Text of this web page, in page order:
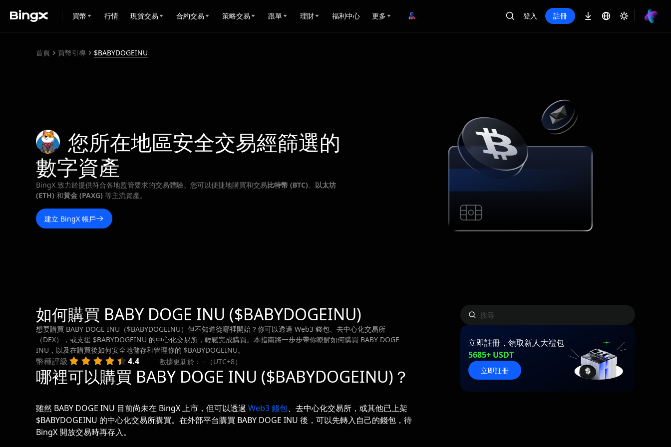
買幣 行情 現貨交易 合約交易 策略交易 跟單 理財 福利中心 更多 登入 註冊
首頁 買幣引導 $BABYDOGEINU
您所在地區安全交易經篩選的
數字資產
BingX 致力於提供符合各地監管要求的交易體驗。您可以便捷地購買和交易比特幣 (BTC)、 以太坊
(ETH) 和黃金 (PAXG) 等主流資產。
建立 BingX 帳戶
如何購買 BABY DOGE INU ($BABYDOGEINU)
想要購買 BABY DOGE INU（$BABYDOGEINU）但不知道從哪裡開始？你可以透過 Web3 錢包、去中心化交易所
（DEX），或支援 $BABYDOGEINU 的中心化交易所，輕鬆完成購買。本指南將一步步帶你瞭解如何購買 BABY DOGE
INU，以及在購買後如何安全地儲存和管理你的 $BABYDOGEINU。
幣種評級 4.4 數據更新於：--（UTC+8）
哪裡可以購買 BABY DOGE INU ($BABYDOGEINU)？
雖然 BABY DOGE INU 目前尚未在 BingX 上市，但可以透過 Web3 錢包、去中心化交易所，或其他已上架
$BABYDOGEINU 的中心化交易所購買。在外部平台購買 BABY DOGE INU 後，可以先轉入自己的錢包，待
BingX 開放交易時再存入。
立即註冊，領取新人大禮包
5685+ USDT
立即註冊